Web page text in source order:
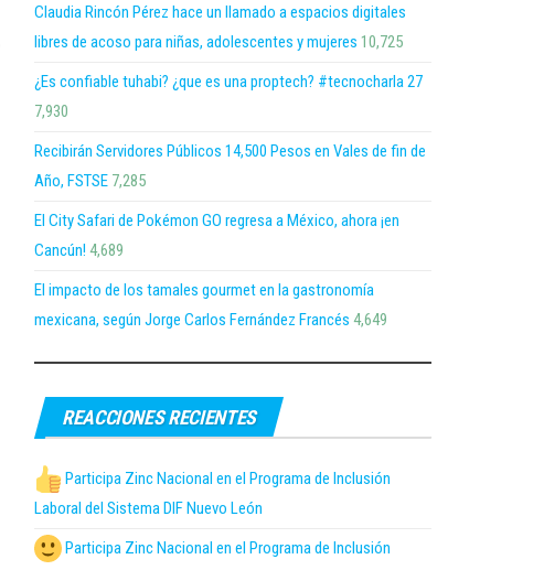
Claudia Rincón Pérez hace un llamado a espacios digitales
libres de acoso para niñas, adolescentes y mujeres 10,725
¿Es confiable tuhabi? ¿que es una proptech? #tecnocharla 27
7,930
Recibirán Servidores Públicos 14,500 Pesos en Vales de fin de
Año, FSTSE 7,285
El City Safari de Pokémon GO regresa a México, ahora ¡en
Cancún! 4,689
El impacto de los tamales gourmet en la gastronomía
mexicana, según Jorge Carlos Fernández Francés 4,649
REACCIONES RECIENTES
Participa Zinc Nacional en el Programa de Inclusión
Laboral del Sistema DIF Nuevo León
Participa Zinc Nacional en el Programa de Inclusión